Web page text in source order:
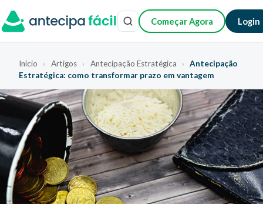
Começar Agora Login
Início › Artigos › Antecipação Estratégica ›
Antecipação
Estratégica: como transformar prazo em vantagem